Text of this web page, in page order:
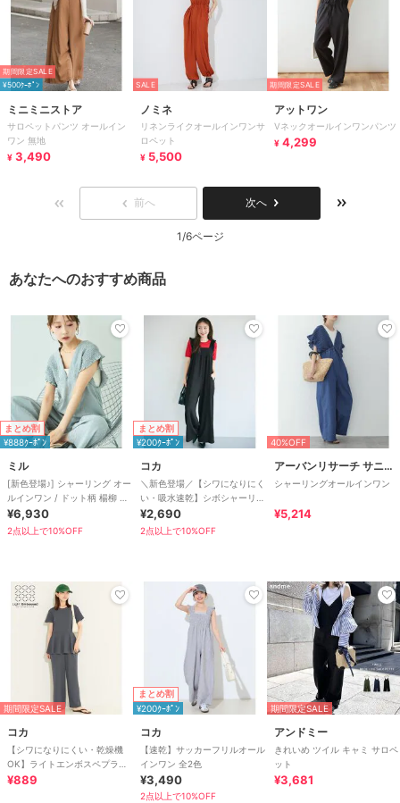
期間限定SALE
¥500ｸｰﾎﾟﾝ
ミニミニストア
サロペットパンツ オールイン
ワン 無地
¥ 3,490
SALE
ノミネ
リネンライクオールインワンサ
ロペット
¥ 5,500
期間限定SALE
アットワン
Vネックオールインワンパンツ
¥ 4,299
前へ 次へ
1/6ページ
あなたへのおすすめ商品
まとめ割
¥888ｸｰﾎﾟﾝ
ミル
[新色登場♪] シャーリング オー
ルインワン / ドット柄 楊柳 ギ
ンガム 【mil(ミル)】
¥6,930
2点以上で10%OFF
まとめ割
¥200ｸｰﾎﾟﾝ
コカ
＼新色登場／【シワになりにく
い・吸水速乾】シボシャーリン
グフリルオールインワン 全2色
¥2,690
2点以上で10%OFF
40%OFF
アーバンリサーチ サニーレーベル
シャーリングオールインワン
¥5,214
期間限定SALE
コカ
【シワになりにくい・乾燥機
OK】ライトエンボスペプラム
オールインワン 全2色
¥889
まとめ割
¥200ｸｰﾎﾟﾝ
コカ
【速乾】サッカーフリルオール
インワン 全2色
¥3,490
2点以上で10%OFF
期間限定SALE
アンドミー
きれいめ ツイル キャミ サロペ
ット
¥3,681